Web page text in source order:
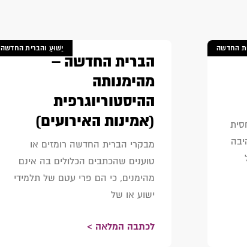
החדשה יֵשׁוּעַ והברית החדשה
הברית החדשה –
מהימנותה
ההיסטוריוגרפית
(אמינות האירועים)
מבקרי הברית החדשה רומזים או
טוענים שהכתבים הכלולים בה אינם
מהימנים, כי הם פרי עטם של תלמידי
ישוע או של
לכתבה המלאה >